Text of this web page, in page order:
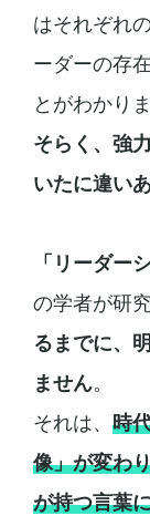
はそれぞれ
ーダーの存
とがわかりま
そらく、強
いたに違い
「リーダー
の学者が研
るまでに、
ません。
それは、 時
像」が変わ
が持つ言葉